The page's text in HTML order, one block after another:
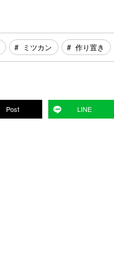
ミツカン 作り置き
Post LINE